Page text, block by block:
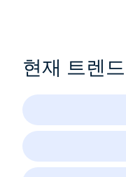
현재 트렌